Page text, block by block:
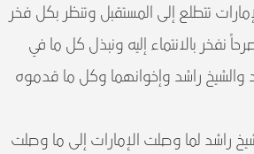
تتطلع إلى المستقبل وتنظر بكل فخر
نفخر بالانتماء إليه ونبذل كل ما في
والشيخ راشد وإخوانهما وكل ما قدموه
راشد لما وصلت الإمارات إلى ما وصلت